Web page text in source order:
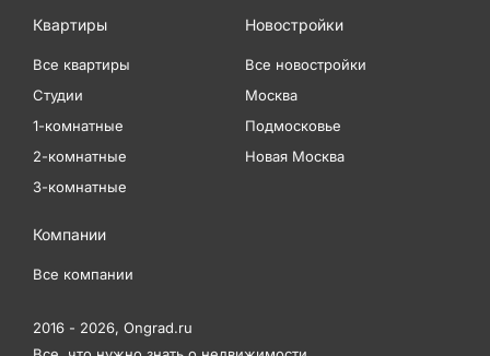
Квартиры
Все квартиры
Студии
1-комнатные
2-комнатные
3-комнатные
Новостройки
Все новостройки
Москва
Подмосковье
Новая Москва
Компании
Все компании
2016 - 2026, Ongrad.ru